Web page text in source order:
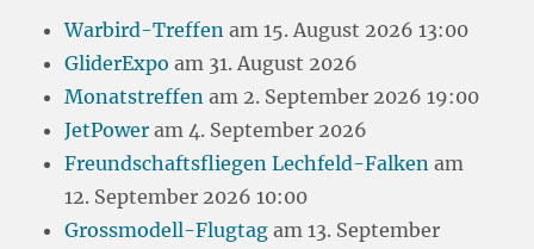
Warbird-Treffen am 15. August 2026 13:00
GliderExpo am 31. August 2026
Monatstreffen am 2. September 2026 19:00
JetPower am 4. September 2026
Freundschaftsfliegen Lechfeld-Falken am
12. September 2026 10:00
Grossmodell-Flugtag am 13. September